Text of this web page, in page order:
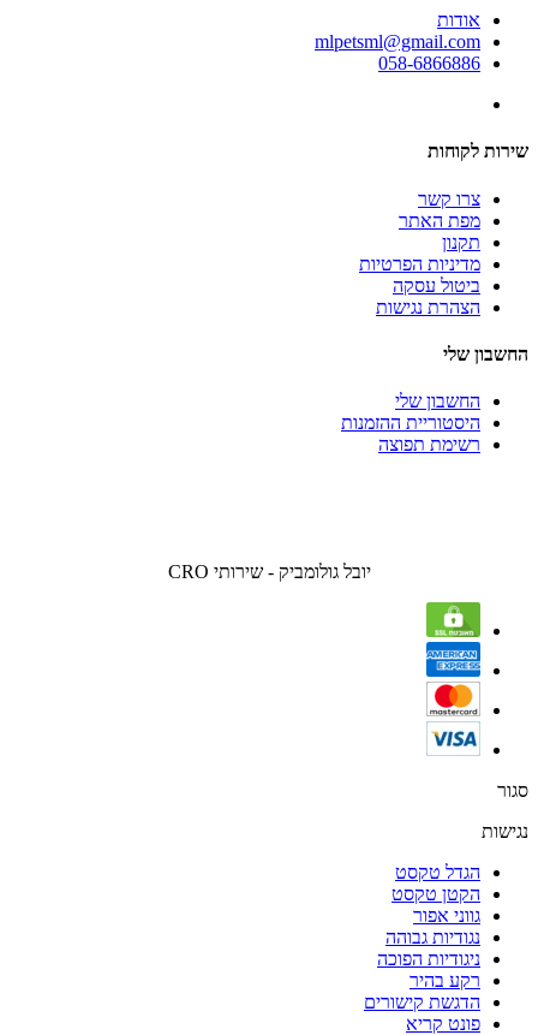
אודות
mlpetsml@gmail.com
058-6866886
שירות לקוחות
צרו קשר
מפת האתר
תקנון
מדיניות הפרטיות
ביטול עסקה
הצהרת נגישות
החשבון שלי
החשבון שלי
היסטוריית ההזמנות
רשימת תפוצה
יובל גולומביק - שירותי CRO
סגור
נגישות
הגדל טקסט
הקטן טקסט
גווני אפור
נגודיות גבוהה
ניגודיות הפוכה
רקע בהיר
הדגשת קישורים
פונט קריא